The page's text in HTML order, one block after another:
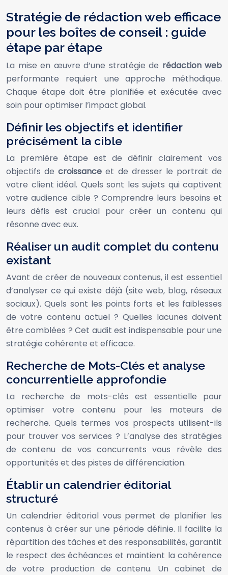
Stratégie de rédaction web efficace
pour les boîtes de conseil : guide
étape par étape
La mise en œuvre d’une stratégie de rédaction web
performante requiert une approche méthodique.
Chaque étape doit être planifiée et exécutée avec
soin pour optimiser l’impact global.
Définir les objectifs et identifier
précisément la cible
La première étape est de définir clairement vos
objectifs decroissanceet de dresser le portrait de
votre client idéal. Quels sont les sujets qui captivent
votre audience cible ? Comprendre leurs besoins et
leurs défis est crucial pour créer un contenu qui
résonne avec eux.
Réaliser un audit complet du contenu
existant
Avant de créer de nouveaux contenus, il est essentiel
d’analyser ce qui existe déjà (site web, blog, réseaux
sociaux). Quels sont les points forts et les faiblesses
de votre contenu actuel ? Quelles lacunes doivent
être comblées ? Cet audit est indispensable pour une
stratégie cohérente et efficace.
Recherche de Mots-Clés et analyse
concurrentielle approfondie
La recherche de mots-clés est essentielle pour
optimiser votre contenu pour les moteurs de
recherche. Quels termes vos prospects utilisent-ils
pour trouver vos services ? L’analyse des stratégies
de contenu de vos concurrents vous révèle des
opportunités et des pistes de différenciation.
Établir un calendrier éditorial
structuré
Un calendrier éditorial vous permet de planifier les
contenus à créer sur une période définie. Il facilite la
répartition des tâches et des responsabilités, garantit
le respect des échéances et maintient la cohérence
de votre production de contenu. Un cabinet de